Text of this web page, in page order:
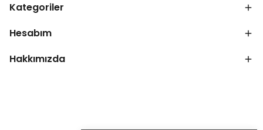
Kategoriler
Hesabım
Hakkımızda